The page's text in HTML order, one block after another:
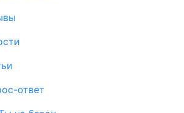
ответ